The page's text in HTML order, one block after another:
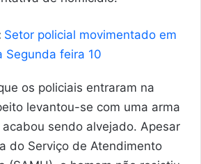
Setor policial movimentado em
Segunda feira 10
os policiais entraram na
levantou-se com uma arma
sendo alvejado. Apesar
do Serviço de Atendimento